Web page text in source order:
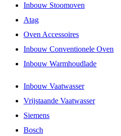
Inbouw Stoomoven
Atag
Oven Accessoires
Inbouw Conventionele Oven
Inbouw Warmhoudlade
Inbouw Vaatwasser
Vrijstaande Vaatwasser
Siemens
Bosch